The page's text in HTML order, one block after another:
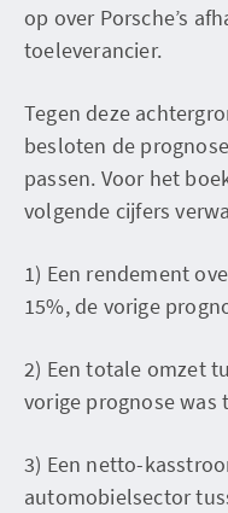
op over Porsche’s
toeleverancier.
Tegen deze
besloten de
passen. Voor het
volgende cijfers
1) Een rendement
15%, de vorige
2) Een totale omzet
vorige prognose was
3) Een netto-
automobielsector